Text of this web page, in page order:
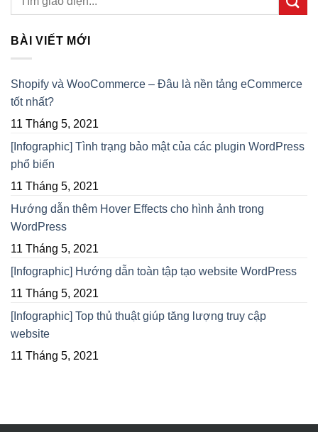
BÀI VIẾT MỚI
Shopify và WooCommerce – Đâu là nền tảng eCommerce
tốt nhất?
11 Tháng 5, 2021
[Infographic] Tình trạng bảo mật của các plugin WordPress
phổ biến
11 Tháng 5, 2021
Hướng dẫn thêm Hover Effects cho hình ảnh trong
WordPress
11 Tháng 5, 2021
[Infographic] Hướng dẫn toàn tập tạo website WordPress
11 Tháng 5, 2021
[Infographic] Top thủ thuật giúp tăng lượng truy cập
website
11 Tháng 5, 2021